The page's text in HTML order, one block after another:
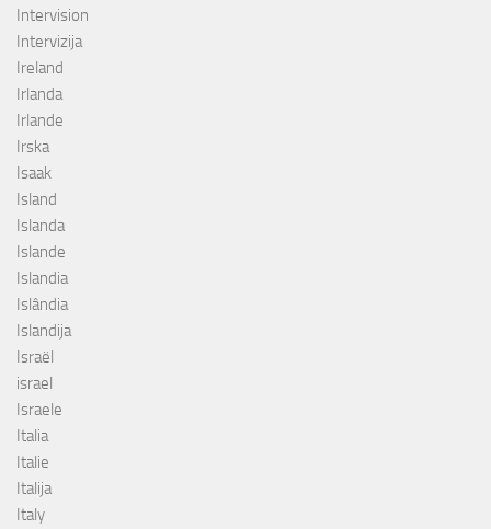
Intervision
Intervizija
Ireland
Irlanda
Irlande
Irska
Isaak
Island
Islanda
Islande
Islandia
Islândia
Islandija
Israël
israel
Israele
Italia
Italie
Italija
Italy